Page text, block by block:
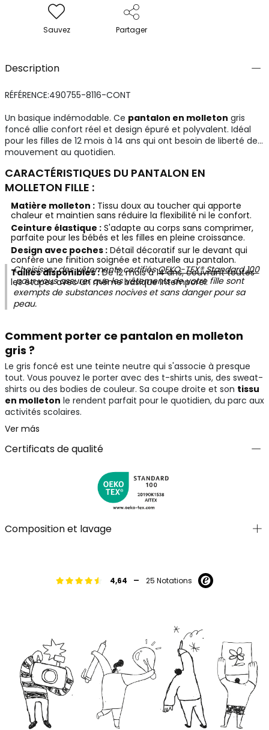
Sauvez Partager
Description
RÉFÉRENCE:490755-8116-CONT
Un basique indémodable. Ce pantalon en molleton gris
foncé allie confort réel et design épuré et polyvalent. Idéal
pour les filles de 12 mois à 14 ans qui ont besoin de liberté de
mouvement au quotidien.
CARACTÉRISTIQUES DU PANTALON EN
MOLLETON FILLE :
Matière molleton :Tissu doux au toucher qui apporte
chaleur et maintien sans réduire la flexibilité ni le confort.
Ceinture élastique :S'adapte au corps sans comprimer,
parfaite pour les bébés et les filles en pleine croissance.
Design avec poches :Détail décoratif sur le devant qui
confère une finition soignée et naturelle au pantalon.
Tailles disponibles :De 12 mois à 14 ans, couvrant toutes
les étapes avec un même basique intemporel.
Choisissez des vêtements certifiésOEKO-TEX® Standard 100
pour vous assurer que les vêtements de votre fille sont
exempts de substances nocives et sans danger pour sa
peau.
Comment porter ce pantalon en molleton
gris ?
Le gris foncé est une teinte neutre qui s'associe à presque
tout. Vous pouvez le porter avec des t-shirts unis, des sweat-
shirts ou des bodies de couleur. Sa coupe droite et son tissu
en molleton le rendent parfait pour le quotidien, du parc aux
activités scolaires.
Ver más
Certificats de qualité
Composition et lavage
4,64 - 25 Notations